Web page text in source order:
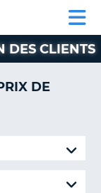
DES CLIENTS
DE